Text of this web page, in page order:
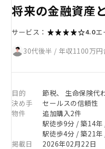
将来の金融資産
サービス： 4.0エ
30代後半 / 年収1100万円
目的
節税、 生命保険代
決め手
セールスの信頼性
物件
追加購入2件
駅徒歩9分 / 築14
駅徒歩4分 / 築21
掲載日
2026年02月22日